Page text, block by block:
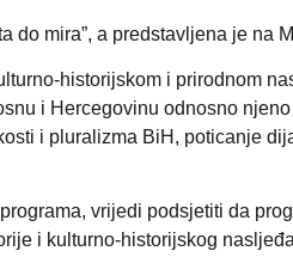
do mira”, a predstavljena je na
historijskom i prirodnom
i Hercegovinu odnosno
i pluralizma BiH, poticanje
vrijedi podsjetiti da
i kulturno-historijskog